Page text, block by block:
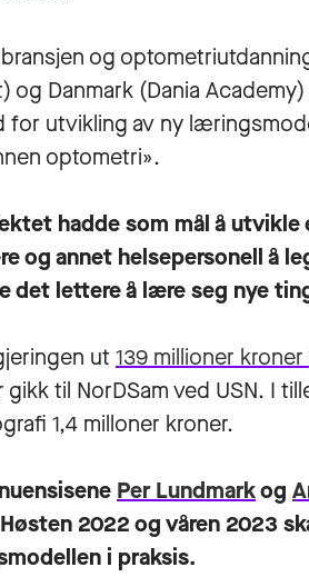
og
og Danmark (Dania
for utvikling av ny
optometri».
hadde som mål å
og annet helsepersonell å
det lettere å lære seg nye
ut139 millioner
gikk til NorDSam ved USN. I
1,4 milloner kroner.
Per Lundmarkog
2022 og våren 2023
i praksis.